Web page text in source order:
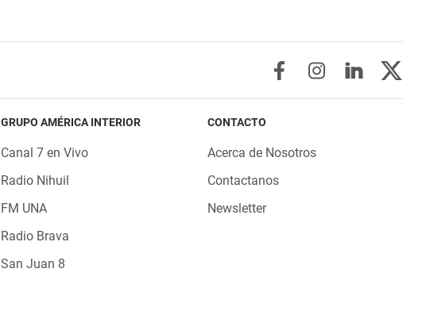
GRUPO AMÉRICA INTERIOR
Canal 7 en Vivo
Radio Nihuil
FM UNA
Radio Brava
San Juan 8
CONTACTO
Acerca de Nosotros
Contactanos
Newsletter